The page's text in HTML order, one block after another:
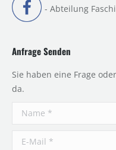
- Abteilung
Anfrage Senden
Sie haben eine Frage
da.
Name *
E-Mail *